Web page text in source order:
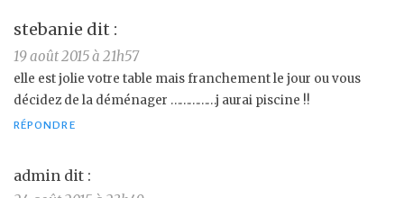
stebanie dit :
19 août 2015 à 21h57
elle est jolie votre table mais franchement le jour ou vous
décidez de la déménager ……………j aurai piscine !!
RÉPONDRE
admin dit :